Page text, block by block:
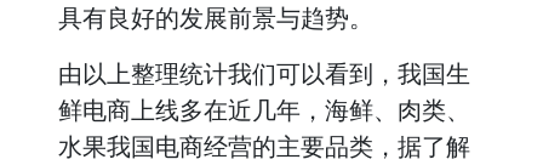
具有良好的发展前景与趋势。
由以上整理统计我们可以看到，我国生
鲜电商上线多在近几年，海鲜、肉类、
水果我国电商经营的主要品类，据了解